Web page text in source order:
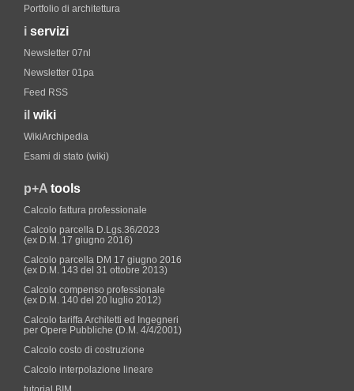
Portfolio di architettura
i servizi
Newsletter 07nl
Newsletter 01pa
Feed RSS
il wiki
WikiArchipedia
Esami di stato (wiki)
p+A tools
Calcolo fattura professionale
Calcolo parcella D.Lgs.36/2023
(ex D.M. 17 giugno 2016)
Calcolo parcella DM 17 giugno 2016
(ex D.M. 143 del 31 ottobre 2013)
Calcolo compenso professionale
(ex D.M. 140 del 20 luglio 2012)
Calcolo tariffa Architetti ed Ingegneri
per Opere Pubbliche (D.M. 4/4/2001)
Calcolo costo di costruzione
Calcolo interpolazione lineare